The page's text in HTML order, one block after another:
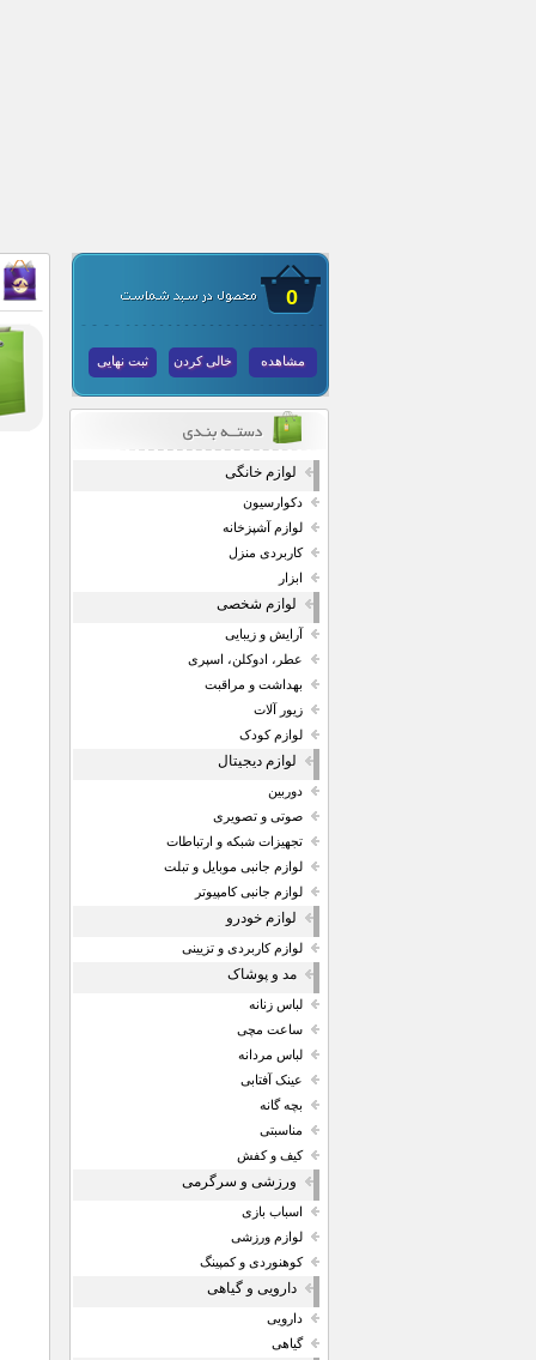
0
مشاهده خالی کردن ثبت نهایی
لوازم خانگی
دکوارسیون
لوازم آشپزخانه
کاربردی منزل
ابزار
لوازم شخصی
آرایش و زیبایی
عطر، ادوکلن، اسپری
بهداشت و مراقبت
زیور آلات
لوازم کودک
لوازم دیجیتال
دوربین
صوتی و تصویری
تجهیزات شبکه و ارتباطات
لوازم جانبی موبایل و تبلت
لوازم جانبی کامپیوتر
لوازم خودرو
لوازم کاربردی و تزیینی
مد و پوشاک
لباس زنانه
ساعت مچی
لباس مردانه
عینک آفتابی
بچه گانه
مناسبتی
کیف و کفش
ورزشی و سرگرمی
اسباب بازی
لوازم ورزشی
کوهنوردی و کمپینگ
دارویی و گیاهی
دارویی
گیاهی